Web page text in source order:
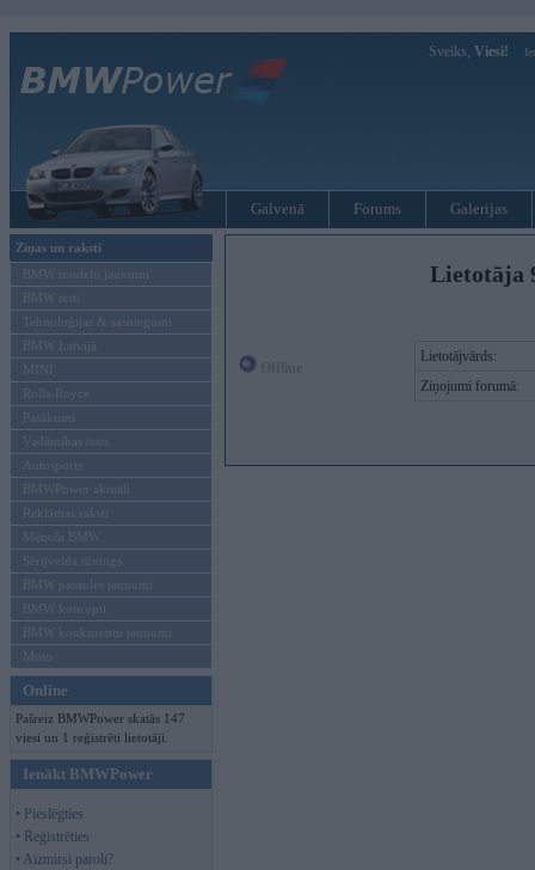
Sveiks, Viesi!
Galvenā Forums Galerijas
Ziņas un raksti
BMW modeļu jaunumi
BMW testi
Tehnoloģijas & sasniegumi
BMW Latvijā
MINI
Rolls-Royce
Pasākumi
Vadāmības tests
Autosports
BMWPower aktuāli
Reklāmas raksti
Mēneša BMW
Sērijveida tūnings
BMW pasaules jaunumi
BMW koncepti
BMW konkurentu jaunumi
Moto
Online
Pašreiz BMWPower skatās 147
viesi un 1 reģistrēti lietotāji.
Ienākt BMWPower
• Pieslēgties
• Reģistrēties
• Aizmirsi paroli?
Lietotāja
Lietotājvārds:
Ziņojumi forumā: